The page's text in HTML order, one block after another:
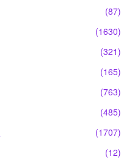
(87)
(1630)
(321)
(165)
(763)
(485)
(1707)
(12)